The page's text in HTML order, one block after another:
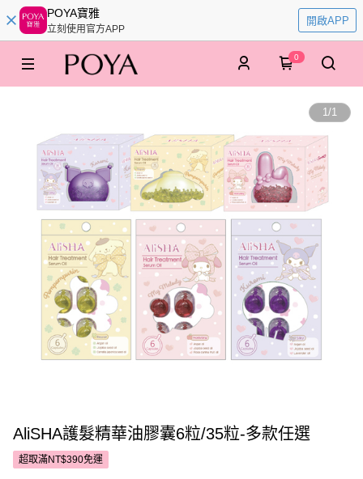
POYA寶雅
立刻使用官方APP
開啟APP
0
1/1
AliSHA護髮精華油膠囊6粒/35粒-多款任選
超取滿NT$390免運